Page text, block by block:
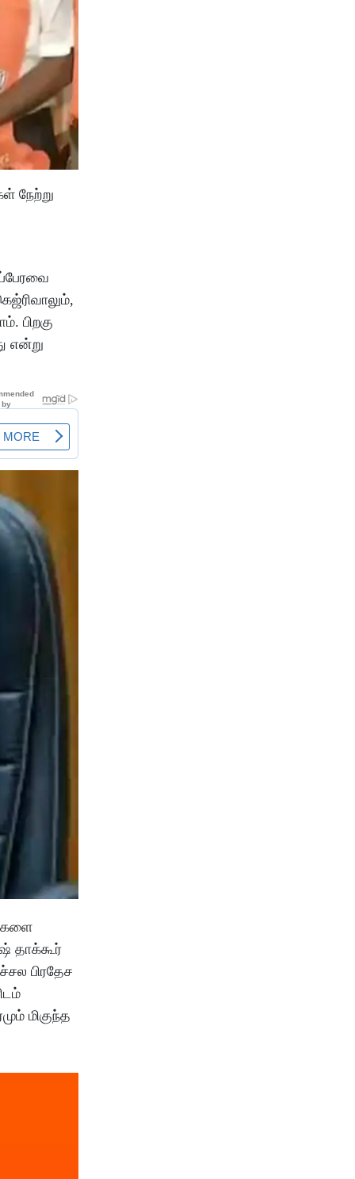
நேற்று
பிறகு
என்று
தாக்கூர்
பிரதேச
மிகுந்த